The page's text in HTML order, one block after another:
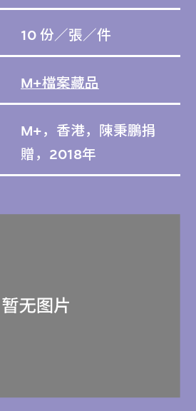
10 份／張／件
M+檔案藏品
M+，香港，陳秉鵬捐
贈，2018年